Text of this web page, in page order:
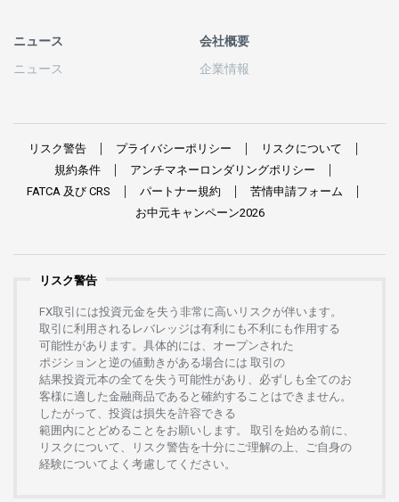
ニュース
ニュース
会社概要
企業情報
リスク警告 プライバシーポリシー
リスクについて
規約条件
アンチマネーロンダリングポリシー
FATCA 及び CRS パートナー規約 苦情申請フォーム
お中元キャンペーン2026
リスク警告
FX取引には投資元金を失う 非常に高い リスクが伴います。
取引に利用さ れる レバレッジは有利にも不利にも作用する
可能性があります。 具体的には、 オープンさ れた
ポジションと 逆の値動きがある場合には 取引の
結果投資元本の全てを失う 可能性があり、 必ずしも全てのお
客様に適した金融商品であると 確約することはできません。
したがって、 投資は損失を許容できる
範囲内にとどめることをお願いします。 取引を始める前に、
リスクについて、
リスク警告を十分にご理解の上、 ご自身の
経験についてよく 考慮してください。